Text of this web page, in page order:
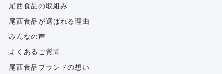
尾西食品の取組み
尾西食品が選ばれる理由
みんなの声
よくあるご質問
尾西食品ブランドの想い